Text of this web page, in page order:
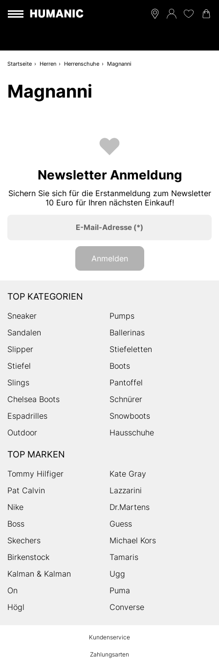
Startseite Herren Herrenschuhe Magnanni
Magnanni
Newsletter Anmeldung
Sichern Sie sich für die Erstanmeldung zum Newsletter
10 Euro für Ihren nächsten Einkauf!
E-Mail-Adresse (*)
Anmelden
TOP KATEGORIEN
Sneaker
Pumps
Sandalen
Ballerinas
Slipper
Stiefeletten
Stiefel
Boots
Slings
Pantoffel
Chelsea Boots
Schnürer
Espadrilles
Snowboots
Outdoor
Hausschuhe
TOP MARKEN
Tommy Hilfiger
Kate Gray
Pat Calvin
Lazzarini
Nike
Dr.Martens
Boss
Guess
Skechers
Michael Kors
Birkenstock
Tamaris
Kalman & Kalman
Ugg
On
Puma
Högl
Converse
Kundenservice
Zahlungsarten